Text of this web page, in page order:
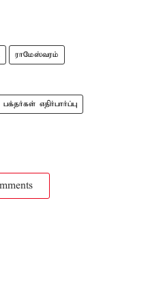
ராமேஸ்வரம்
பக்தர்கள் எதிர்பார்ப்பு